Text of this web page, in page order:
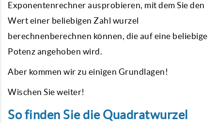
Exponentenrechner ausprobieren, mit dem Sie den
Wert einer beliebigen Zahl wurzel
berechnenberechnen können, die auf eine beliebige
Potenz angehoben wird.
Aber kommen wir zu einigen Grundlagen!
Wischen Sie weiter!
So finden Sie die Quadratwurzel